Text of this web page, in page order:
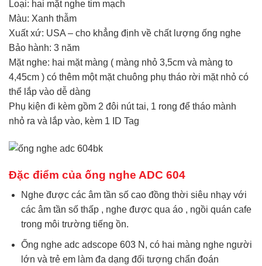
Loại: hai mặt nghe tim mạch
Màu: Xanh thẫm
Xuất xứ: USA – cho khẳng định về chất lượng ống nghe
Bảo hành: 3 năm
Mặt nghe: hai mặt màng ( màng nhỏ 3,5cm và màng to
4,45cm ) có thêm một mặt chuông phụ tháo rời mặt nhỏ có
thể lắp vào dễ dàng
Phụ kiện đi kèm gồm 2 đôi nút tai, 1 rong để tháo mành
nhỏ ra và lắp vào, kèm 1 ID Tag
Đặc điểm của ống nghe ADC 604
Nghe được các âm tần số cao đồng thời siêu nhạy với
các âm tần số thấp , nghe được qua áo , ngồi quán cafe
trong môi trường tiếng ồn.
Ống nghe adc adscope 603 N, có hai màng nghe người
lớn và trẻ em làm đa dạng đối tượng chẩn đoán